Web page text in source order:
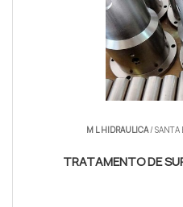
M L HIDRAULICA/ SANTA
TRATAMENTO DE